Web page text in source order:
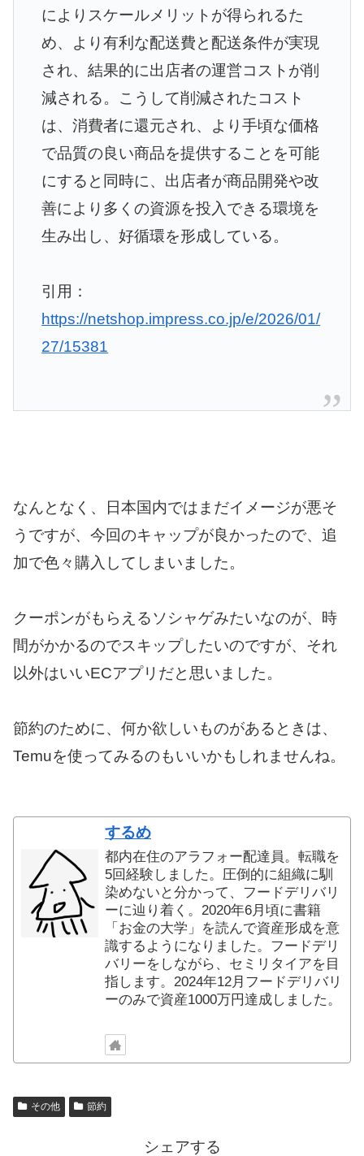
によりスケールメリットが得られるた
め、より有利な配送費と配送条件が実現
され、結果的に出店者の運営コストが削
減される。こうして削減されたコスト
は、消費者に還元され、より手頃な価格
で品質の良い商品を提供することを可能
にすると同時に、出店者が商品開発や改
善により多くの資源を投入できる環境を
生み出し、好循環を形成している。
引用：
https://netshop.impress.co.jp/e/2026/01/
27/15381
なんとなく、日本国内ではまだイメージが悪そ
うですが、今回のキャップが良かったので、追
加で色々購入してしまいました。
クーポンがもらえるソシャゲみたいなのが、時
間がかかるのでスキップしたいのですが、それ
以外はいいECアプリだと思いました。
節約のために、何か欲しいものがあるときは、
Temuを使ってみるのもいいかもしれませんね。
するめ
都内在住のアラフォー配達員。転職を
5回経験しました。圧倒的に組織に馴
染めないと分かって、フードデリバリ
ーに辿り着く。2020年6月頃に書籍
「お金の大学」を読んで資産形成を意
識するようになりました。フードデリ
バリーをしながら、セミリタイアを目
指します。2024年12月フードデリバリ
ーのみで資産1000万円達成しました。
その他 節約
シェアする